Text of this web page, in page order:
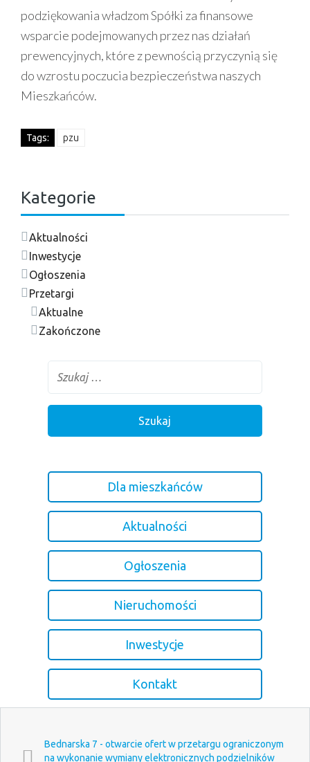
podziękowania władzom Spółki za finansowe
wsparcie podejmowanych przez nas działań
prewencyjnych, które z pewnością przyczynią się
do wzrostu poczucia bezpieczeństwa naszych
Mieszkańców.
Tags: pzu
Kategorie
Aktualności
Inwestycje
Ogłoszenia
Przetargi
Aktualne
Zakończone
Dla mieszkańców
Aktualności
Ogłoszenia
Nieruchomości
Inwestycje
Kontakt
Bednarska 7 - otwarcie ofert w przetargu ograniczonym
na wykonanie wymiany elektronicznych podzielników